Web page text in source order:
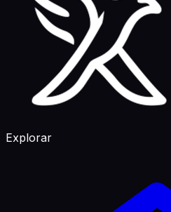
Explorar